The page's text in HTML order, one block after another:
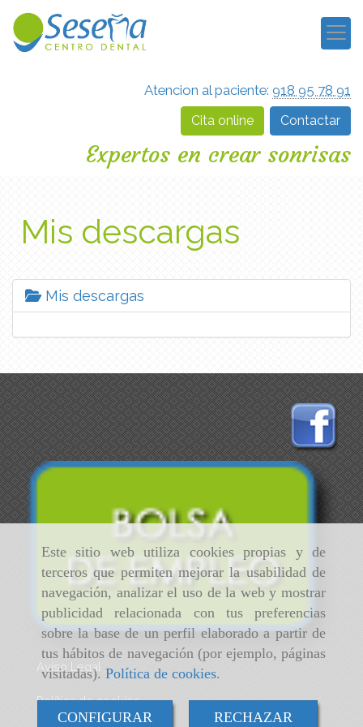
Este sitio web utiliza cookies propias y de
terceros que permiten mejorar la usabilidad de
navegación, analizar el uso de la web y mostrar
publicidad relacionada con tus preferencias
sobre la base de un perfil elaborado a partir de
tus hábitos de navegación (por ejemplo, páginas
visitadas). Política de cookies.
CONFIGURAR RECHAZAR
Atencion al paciente: 918 95 78 91
Cita online Contactar
Expertos en crear sonrisas
Mis descargas
Mis descargas
Aviso Legal
Política de cookies